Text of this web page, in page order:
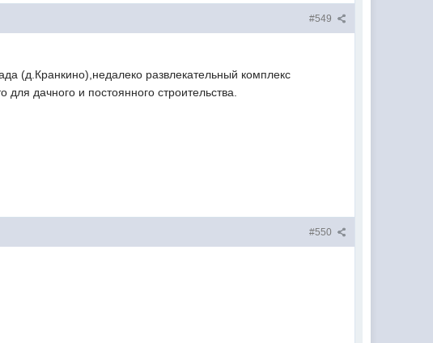
#549
(д.Кранкино),недалеко развлекательный комплекс
дачного и постоянного строительства.
#550